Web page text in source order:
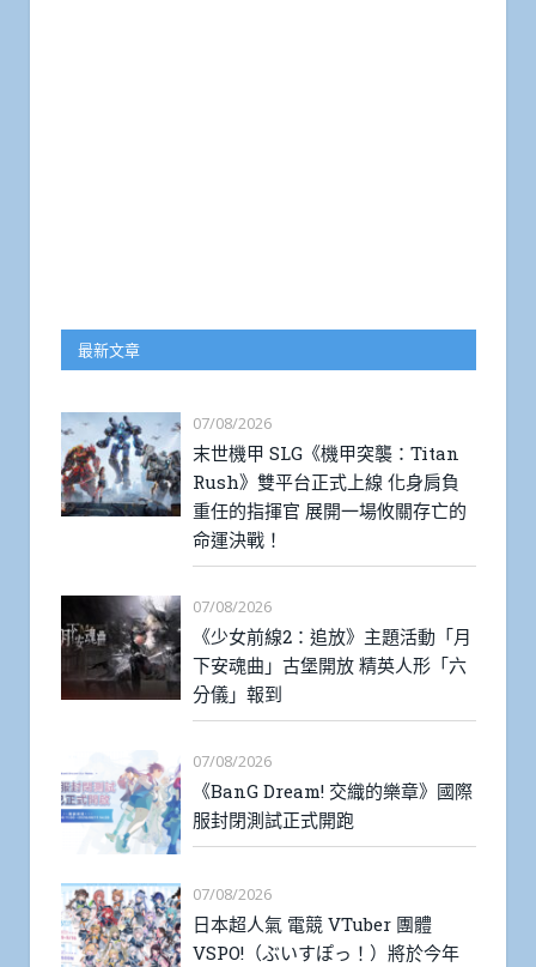
最新文章
07/08/2026
末世機甲 SLG《機甲突襲：Titan
Rush》雙平台正式上線 化身肩負
重任的指揮官 展開一場攸關存亡的
命運決戰！
07/08/2026
《少女前線2：追放》主題活動「月
下安魂曲」古堡開放 精英人形「六
分儀」報到
07/08/2026
《BanG Dream! 交織的樂章》國際
服封閉測試正式開跑
07/08/2026
日本超人氣 電競 VTuber 團體
VSPO!（ぶいすぽっ！）將於今年